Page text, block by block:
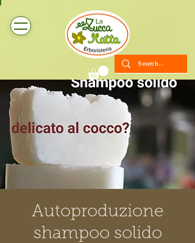
Autoproduzione
shampoo solido